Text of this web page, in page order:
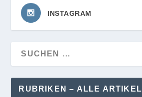
INSTAGRAM
RUBRIKEN – ALLE ARTIKEL